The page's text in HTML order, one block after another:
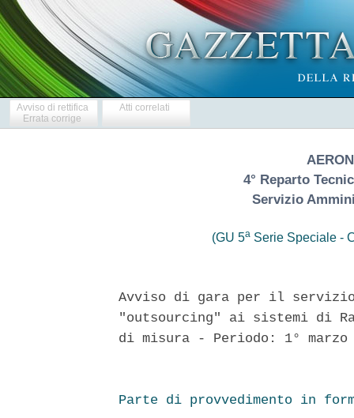
Avviso di rettifica
Errata corrige
Atti correlati
4° Reparto
Servizio
(GU 5a Serie Speciale -
Avviso di gara per il servizio
"outsourcing" ai sistemi di
di misura - Periodo: 1°
Parte di provvedimento in